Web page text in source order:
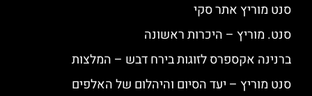
סנט מוריץ אתר סקי
סנט. מוריץ – היכרות ראשונה
ברנינה אקספרס לזוגות בירח דבש – המלצות
סנט מוריץ – יעד הסיום והיהלום של האלפים